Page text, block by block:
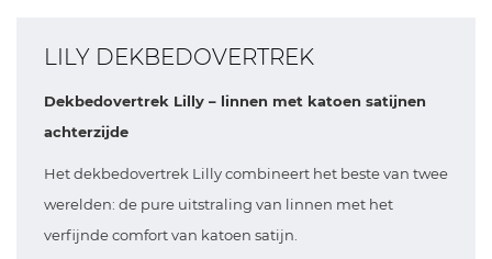
LILY DEKBEDOVERTREK
Dekbedovertrek Lilly – linnen met katoen satijnen
achterzijde
Het dekbedovertrek Lilly combineert het beste van twee
werelden: de pure uitstraling van linnen met het
verfijnde comfort van katoen satijn.